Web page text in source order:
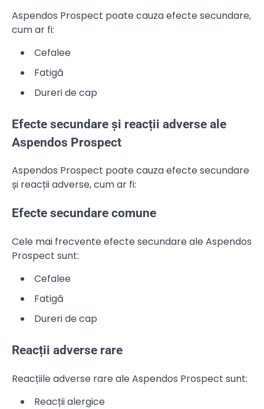
Aspendos Prospect poate cauza efecte secundare,
cum ar fi:
Cefalee
Fatigă
Dureri de cap
Efecte secundare și reacții adverse ale
Aspendos Prospect
Aspendos Prospect poate cauza efecte secundare
și reacții adverse, cum ar fi:
Efecte secundare comune
Cele mai frecvente efecte secundare ale Aspendos
Prospect sunt:
Cefalee
Fatigă
Dureri de cap
Reacții adverse rare
Reacțiile adverse rare ale Aspendos Prospect sunt:
Reacții alergice